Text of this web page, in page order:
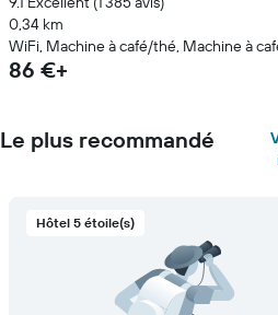
0,34 km
WiFi, Machine à café/thé, Machine à
86 €+
Le plus recommandé
Hôtel 5 étoile(s)